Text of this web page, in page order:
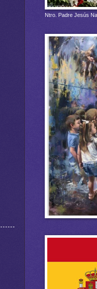
Ntro. Padre Jesús